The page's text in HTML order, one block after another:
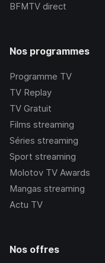
BFMTV direct
Nos programmes
Programme TV
TV Replay
TV Gratuit
Films streaming
Séries streaming
Sport streaming
Molotov TV Awards
Mangas streaming
Actu TV
Nos offres